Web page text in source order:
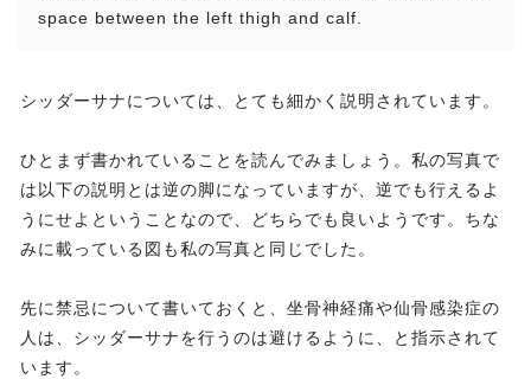
space between the left thigh and calf.
シッダーサナについては、とても細かく説明されています。
ひとまず書かれていることを読んでみましょう。私の写真で
は以下の説明とは逆の脚になっていますが、逆でも行えるよ
うにせよということなので、どちらでも良いようです。ちな
みに載っている図も私の写真と同じでした。
先に禁忌について書いておくと、坐骨神経痛や仙骨感染症の
人は、シッダーサナを行うのは避けるように、と指示されて
います。